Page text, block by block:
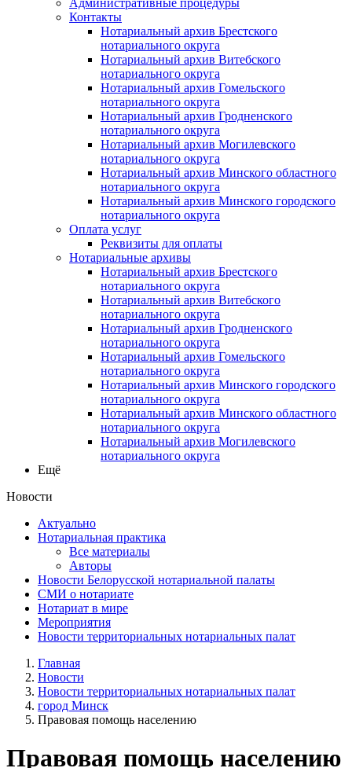
Контакты
Нотариальный архив Брестского
нотариального округа
Нотариальный архив Витебского
нотариального округа
Нотариальный архив Гомельского
нотариального округа
Нотариальный архив Гродненского
нотариального округа
Нотариальный архив Могилевского
нотариального округа
Нотариальный архив Минского областного
нотариального округа
Нотариальный архив Минского городского
нотариального округа
Оплата услуг
Реквизиты для оплаты
Нотариальные архивы
Нотариальный архив Брестского
нотариального округа
Нотариальный архив Витебского
нотариального округа
Нотариальный архив Гродненского
нотариального округа
Нотариальный архив Гомельского
нотариального округа
Нотариальный архив Минского городского
нотариального округа
Нотариальный архив Минского областного
нотариального округа
Нотариальный архив Могилевского
нотариального округа
Ещё
Новости
Актуально
Нотариальная практика
Все материалы
Авторы
Новости Белорусской нотариальной палаты
СМИ о нотариате
Нотариат в мире
Мероприятия
Новости территориальных нотариальных палат
Главная
Новости
Новости территориальных нотариальных палат
город Минск
Правовая помощь населению
Правовая помощь населению